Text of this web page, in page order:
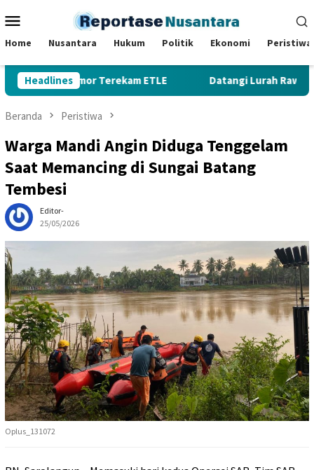
ke
Mobile
Home Nusantara Hukum Politik Ekonomi Peristiwa
Headlines
Nomor Terekam ETLE Datangi Lurah Rawasari,
Beranda Peristiwa
Warga Mandi Angin Diduga Tenggelam
Saat Memancing di Sungai Batang
Tembesi
Editor-
25/05/2026
Oplus_131072